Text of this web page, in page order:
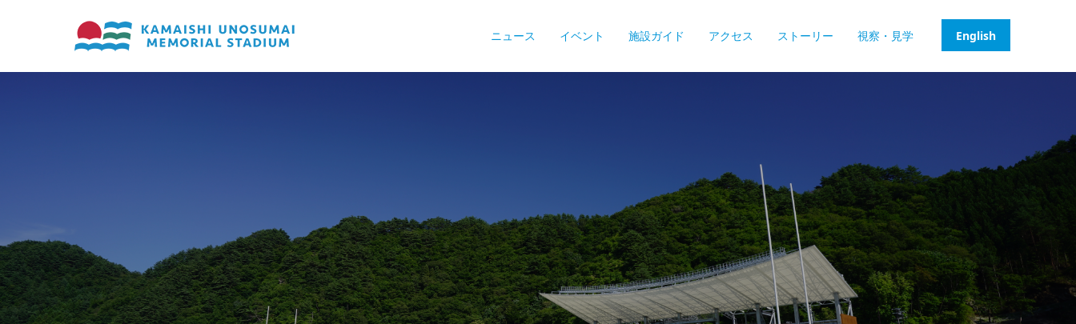
ニュース イベント 施設ガイド アクセス ストーリー 視察・見学 English